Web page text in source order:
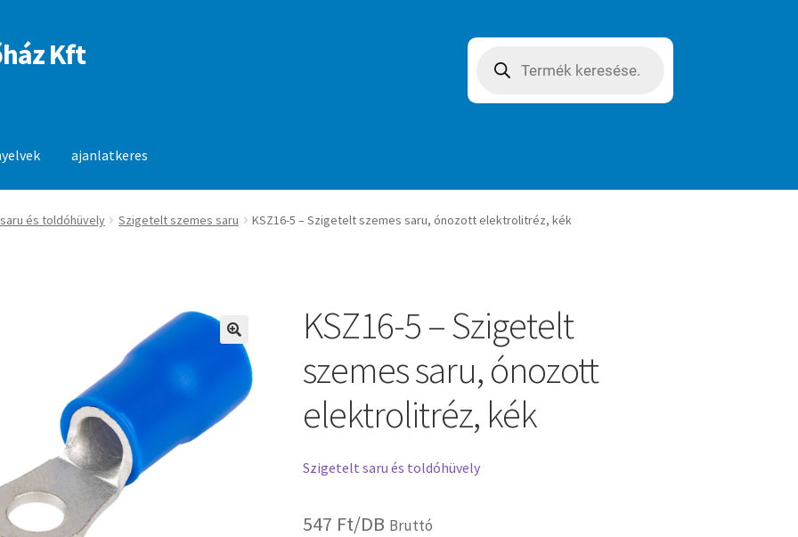
Kft search
ajanlatkeres
és toldóhüvely Szigetelt szemes saru KSZ16-5 – Szigetelt szemes saru, ónozott elektrolitréz, kék
KSZ16-5 – Szigetelt
szemes saru, ónozott
elektrolitréz, kék
Szigetelt saru és toldóhüvely
547 Ft/DB Bruttó